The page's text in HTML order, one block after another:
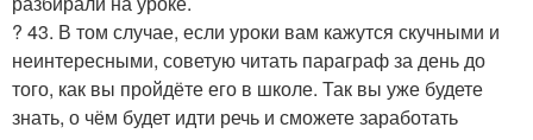
? 43. В том случае, если уроки вам кажутся скучными и
неинтересными, советую читать параграф за день до
того, как вы пройдёте его в школе. Так вы уже будете
знать, о чём будет идти речь и сможете заработать